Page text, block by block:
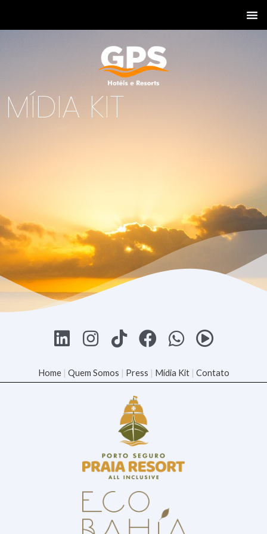
MÍDIA KIT
Home| Quem Somos Press Mídia Kit| Contato